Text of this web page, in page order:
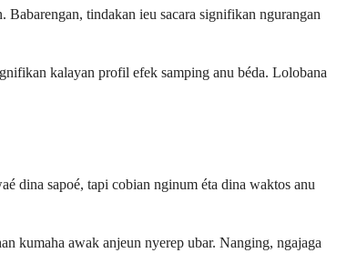
tindakan ieu sacara signifikan ngurangan
kalayan profil efek samping anu béda. Lolobana
dina sapoé, tapi cobian nginum éta dina waktos anu
kumaha awak anjeun nyerep ubar. Nanging, ngajaga